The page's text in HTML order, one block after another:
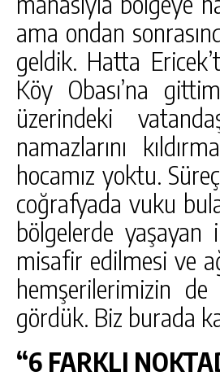
ama ondan
geldik. Hatta
Köy Obası’na
üzerindeki
namazlarını
hocamız yoktu.
coğrafyada vuku
bölgelerde yaşayan
misafir edilmesi ve
hemşerilerimizin
gördük. Biz burada
“6 FARKLI